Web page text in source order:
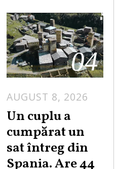
04
AUGUST 8, 2026
Un cuplu a
cumpărat un
sat întreg din
Spania. Are 44